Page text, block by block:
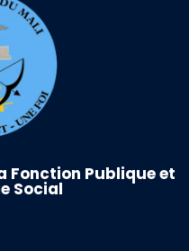
Fonction Publique et
Social